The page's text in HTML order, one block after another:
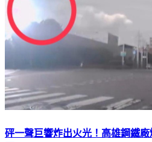
砰一聲巨響炸出火光！高雄鋼鐵